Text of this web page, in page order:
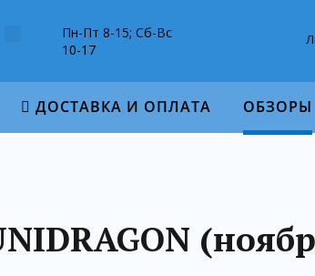
Пн-Пт 8-15; Сб-Вс
10-17
ДОСТАВКА И ОПЛАТА ОБЗОРЫ